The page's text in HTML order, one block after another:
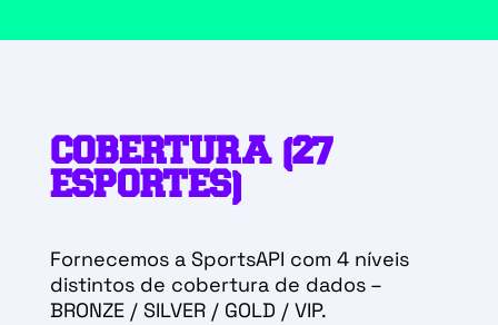
COBERTURA (27
ESPORTES)
Fornecemos a SportsAPI com 4 níveis
distintos de cobertura de dados–
BRONZE / SILVER / GOLD / VIP.